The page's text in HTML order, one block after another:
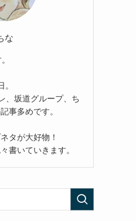
な
、坂道グループ、ち
事多めです。
タが大好物！
書いていきます。